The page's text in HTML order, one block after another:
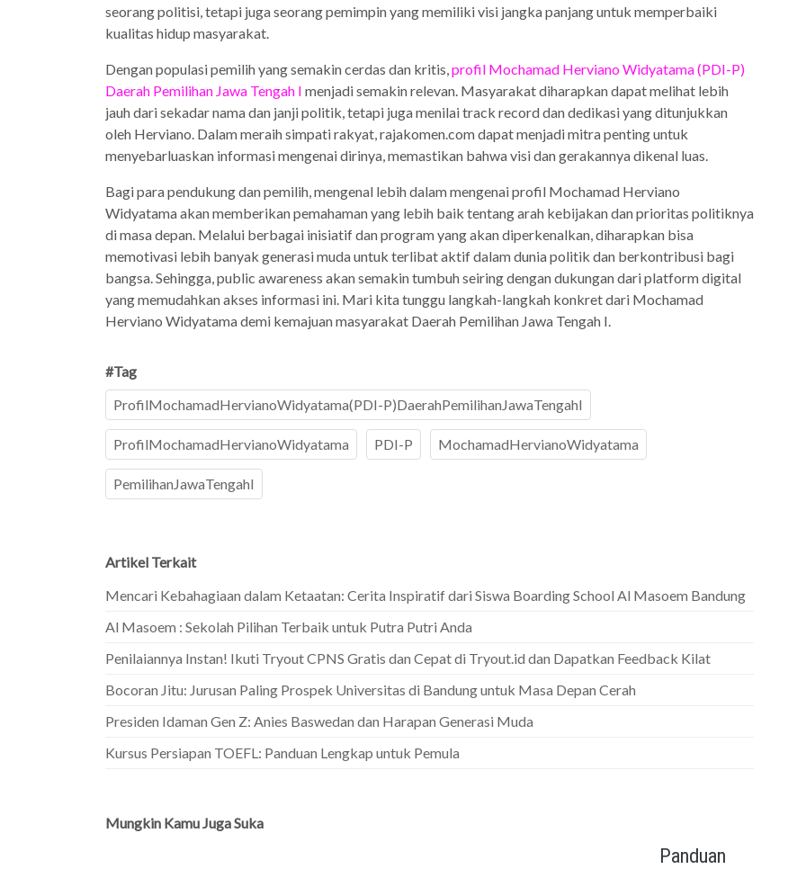
seorang politisi, tetapi juga seorang pemimpin yang memiliki visi jangka panjang untuk memperbaiki
kualitas hidup masyarakat.
Dengan populasi pemilih yang semakin cerdas dan kritis,profil Mochamad Herviano Widyatama (PDI-P)
Daerah Pemilihan Jawa Tengah I menjadi semakin relevan. Masyarakat diharapkan dapat melihat lebih
jauh dari sekadar nama dan janji politik, tetapi juga menilai track record dan dedikasi yang ditunjukkan
oleh Herviano. Dalam meraih simpati rakyat, rajakomen.com dapat menjadi mitra penting untuk
menyebarluaskan informasi mengenai dirinya, memastikan bahwa visi dan gerakannya dikenal luas.
Bagi para pendukung dan pemilih, mengenal lebih dalam mengenai profil Mochamad Herviano
Widyatama akan memberikan pemahaman yang lebih baik tentang arah kebijakan dan prioritas politiknya
di masa depan. Melalui berbagai inisiatif dan program yang akan diperkenalkan, diharapkan bisa
memotivasi lebih banyak generasi muda untuk terlibat aktif dalam dunia politik dan berkontribusi bagi
bangsa. Sehingga, public awareness akan semakin tumbuh seiring dengan dukungan dari platform digital
yang memudahkan akses informasi ini. Mari kita tunggu langkah-langkah konkret dari Mochamad
Herviano Widyatama demi kemajuan masyarakat Daerah Pemilihan Jawa Tengah I.
#Tag
ProfilMochamadHervianoWidyatama(PDI-P)DaerahPemilihanJawaTengahI
ProfilMochamadHervianoWidyatama PDI-P MochamadHervianoWidyatama
PemilihanJawaTengahI
Artikel Terkait
Mencari Kebahagiaan dalam Ketaatan: Cerita Inspiratif dari Siswa Boarding School Al Masoem Bandung
Al Masoem : Sekolah Pilihan Terbaik untuk Putra Putri Anda
Penilaiannya Instan! Ikuti Tryout CPNS Gratis dan Cepat di Tryout.id dan Dapatkan Feedback Kilat
Bocoran Jitu: Jurusan Paling Prospek Universitas di Bandung untuk Masa Depan Cerah
Presiden Idaman Gen Z: Anies Baswedan dan Harapan Generasi Muda
Kursus Persiapan TOEFL: Panduan Lengkap untuk Pemula
Mungkin Kamu Juga Suka
Panduan